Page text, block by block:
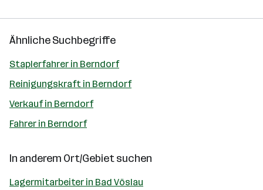
Ähnliche Suchbegriffe
Staplerfahrer in Berndorf
Reinigungskraft in Berndorf
Verkauf in Berndorf
Fahrer in Berndorf
In anderem Ort/Gebiet suchen
Lagermitarbeiter in Bad Vöslau